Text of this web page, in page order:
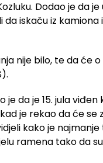
Dodao je da
iskaču iz kamiona
nije bilo, te da će
da je 15. jula
je rekao da će se
kako je
ramena tako da